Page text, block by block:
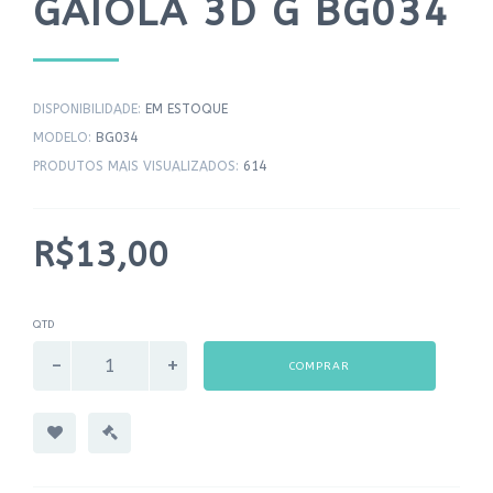
GAIOLA 3D G BG034
DISPONIBILIDADE: EM ESTOQUE
MODELO: BG034
PRODUTOS MAIS VISUALIZADOS: 614
R$13,00
QTD
COMPRAR